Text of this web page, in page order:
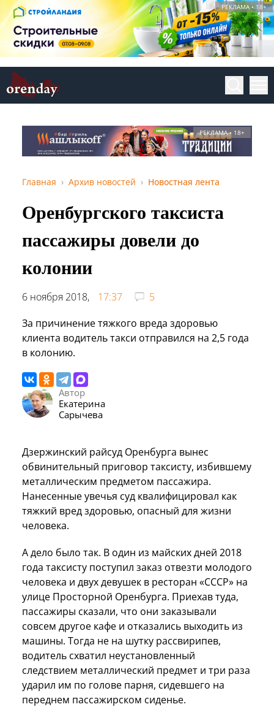
РЕКЛАМА • 18+
РЕКЛАМА • 18+
Главная Архив новостей Новостная лента
Оренбургского таксиста
пассажиры довели до
колонии
6 ноября 2018, 17:37
5
За причинение тяжкого вреда здоровью
клиента водитель такси отправился на 2,5 года
в колонию.
Автор
Екатерина
Сарычева
Дзержинский райсуд Оренбурга вынес
обвинительный приговор таксисту, избившему
металлическим предметом пассажира.
Нанесенные увечья суд квалифицировал как
тяжкий вред здоровью, опасный для жизни
человека.
А дело было так. В один из майских дней 2018
года таксисту поступил заказ отвезти молодого
человека и двух девушек в ресторан «СССР» на
улице Просторной Оренбурга. Приехав туда,
пассажиры сказали, что они заказывали
совсем другое кафе и отказались выходить из
машины. Тогда не на шутку рассвирипев,
водитель схватил неустановленный
следствием металлический предмет и три раза
ударил им по голове парня, сидевшего на
переднем пассажирском сиденье.